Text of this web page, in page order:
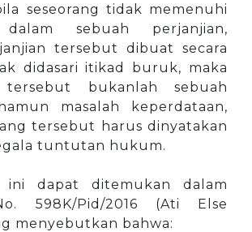
seseorang tidak memenuhi
dalam sebuah perjanjian,
tersebut dibuat secara
didasari itikad buruk, maka
tersebut bukanlah sebuah
masalah keperdataan,
tersebut harus dinyatakan
tuntutan hukum.
ini dapat ditemukan dalam
598K/Pid/2016 (Ati Else
menyebutkan bahwa: